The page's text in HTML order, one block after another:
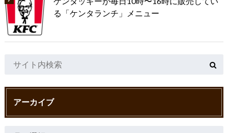
る「ケンタランチ」メニュー
アーカイブ